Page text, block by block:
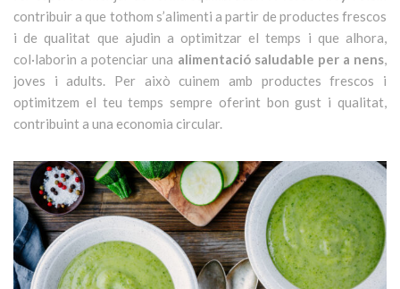
contribuir a que tothom s’alimenti a partir de productes frescos
i de qualitat que ajudin a optimitzar el temps i que alhora,
col·laborin a potenciar una alimentació saludable per a nens,
joves i adults. Per això cuinem amb productes frescos i
optimitzem el teu temps sempre oferint bon gust i qualitat,
contribuint a una economia circular.